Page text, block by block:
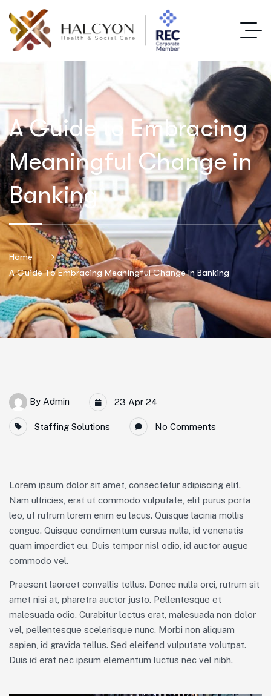
A Guide to Embracing
Meaningful Change in
Banking
Home
A Guide To Embracing Meaningful Change In Banking
By Admin 23 Apr 24
Staffing Solutions No Comments
Lorem ipsum dolor sit amet, consectetur adipiscing elit.
Nam ultricies, erat ut commodo vulputate, elit purus porta
leo, ut rutrum lorem enim eu lacus. Quisque lacinia mollis
congue. Quisque condimentum cursus nulla, id venenatis
quam imperdiet eu. Duis tempor nisl odio, id auctor augue
commodo vel.
Praesent laoreet convallis tellus. Donec nulla orci, rutrum sit
amet nisi at, pharetra auctor justo. Pellentesque et
malesuada odio. Curabitur lectus erat, malesuada non dolor
vel, pellentesque scelerisque nunc. Morbi non aliquam
sapien, id gravida tellus. Sed eleifend vulputate volutpat.
Duis id erat nec ipsum elementum luctus nec vel nibh.